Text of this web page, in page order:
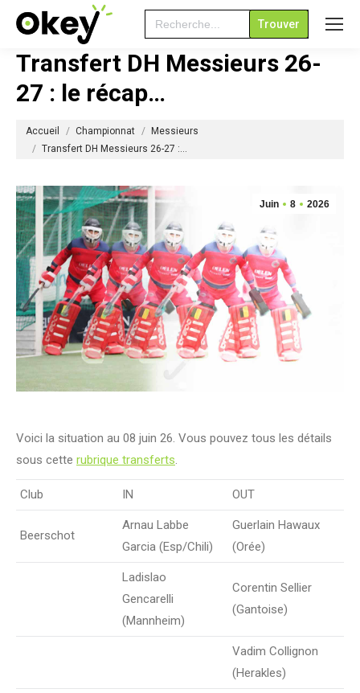
Search
for:
Transfert DH Messieurs 26-
27 : le récap…
Accueil Championnat
Messieurs
Transfert DH Messieurs 26-27 :…
Juin 8 2026
Voici la situation au 08 juin 26. Vous pouvez tous les détails
sous cette rubrique transferts.
Club IN OUT
Beerschot
Arnau Labbe
Garcia (Esp/Chili)
Guerlain Hawaux
(Orée)
Ladislao
Gencarelli
(Mannheim)
Corentin Sellier
(Gantoise)
Vadim Collignon
(Herakles)